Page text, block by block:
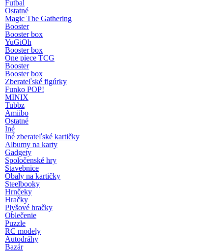
Futbal
Ostatné
Magic The Gathering
Booster
Booster box
YuGiOh
Booster box
One piece TCG
Booster
Booster box
Zberateľské figúrky
Funko POP!
MINIX
Tubbz
Amiibo
Ostatné
Iné
Iné zberateľské kartičky
Albumy na karty
Gadgety
Spoločenské hry
Stavebnice
Obaly na kartičky
Steelbooky
Hrnčeky
Hračky
Plyšové hračky
Oblečenie
Puzzle
RC modely
Autodráhy
Bazár